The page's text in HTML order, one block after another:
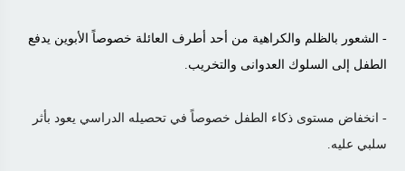
- الشعور بالظلم والكراهية من أحد أطرف العائلة خصوصاً الأبوين يدفع
الطفل إلى
لسلوك العدوانى والتخريب.
- انخفاض مستوى ذكاء الطفل خصوصاً في تحصيله الدراسي يعود بأثر
سلبي عليه.